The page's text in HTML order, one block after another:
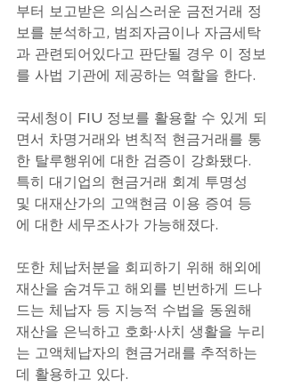
부터 보고받은 의심스러운 금전거래 정
보를 분석하고, 범죄자금이나 자금세탁
과 관련되어있다고 판단될 경우 이 정보
를 사법 기관에 제공하는 역할을 한다.
국세청이 FIU 정보를 활용할 수 있게 되
면서 차명거래와 변칙적 현금거래를 통
한 탈루행위에 대한 검증이 강화됐다.
특히 대기업의 현금거래 회계 투명성
및 대재산가의 고액현금 이용 증여 등
에 대한 세무조사가 가능해졌다.
또한 체납처분을 회피하기 위해 해외에
재산을 숨겨두고 해외를 빈번하게 드나
드는 체납자 등 지능적 수법을 동원해
재산을 은닉하고 호화∙사치 생활을 누리
는 고액체납자의 현금거래를 추적하는
데 활용하고 있다.